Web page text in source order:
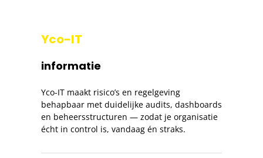
Yco-IT
informatie
Yco-IT maakt risico’s en regelgeving
behapbaar met duidelijke audits, dashboards
en beheersstructuren — zodat je organisatie
écht in control is, vandaag én straks.